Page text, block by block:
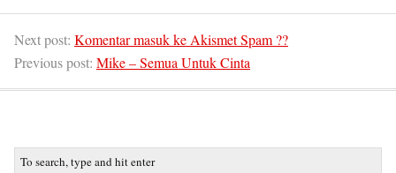
Next post: Komentar masuk ke Akismet Spam ??
Previous post: Mike – Semua Untuk Cinta